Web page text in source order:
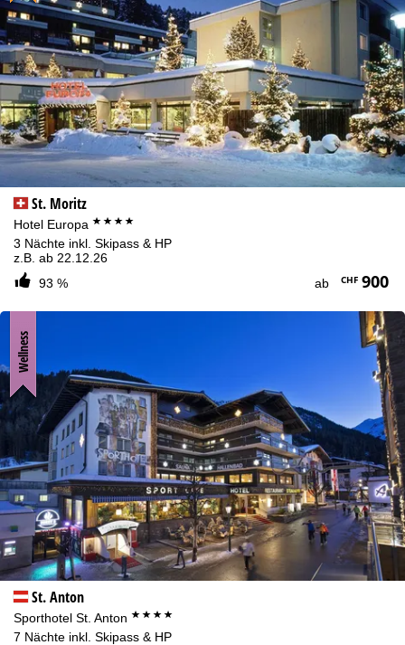
St. Moritz
Hotel Europa ****
3 Nächte inkl. Skipass & HP
z.B. ab 22.12.26
93 %
ab CHF900
St. Anton
Sporthotel St. Anton ****
7 Nächte inkl. Skipass & HP
Wellness